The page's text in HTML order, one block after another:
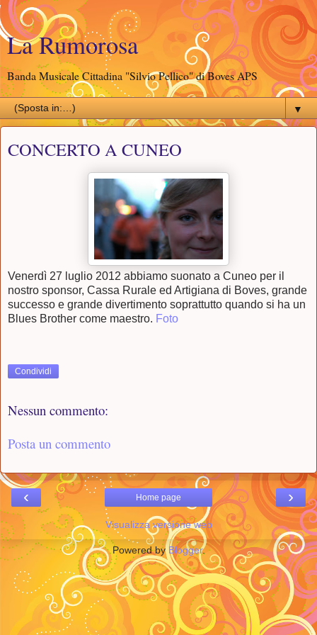
La Rumorosa
Banda Musicale Cittadina "Silvio Pellico" di Boves APS
▼
CONCERTO A CUNEO
Venerdì 27 luglio 2012 abbiamo suonato a Cuneo per il
nostro sponsor, Cassa Rurale ed Artigiana di Boves, grande
successo e grande divertimento soprattutto quando si ha un
Blues Brother come maestro. Foto
Condividi
Nessun commento:
Posta un commento
‹ ›
Home page
Visualizza versione web
Powered by Blogger.